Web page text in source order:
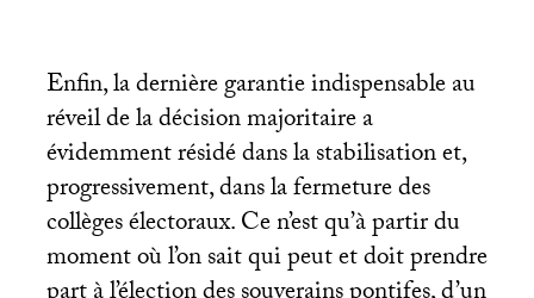
Enfin, la dernière garantie indispensable au
réveil de la décision majoritaire a
évidemment résidé dans la stabilisation et,
progressivement, dans la fermeture des
collèges électoraux. Ce n’est qu’à partir du
moment où l’on sait qui peut et doit prendre